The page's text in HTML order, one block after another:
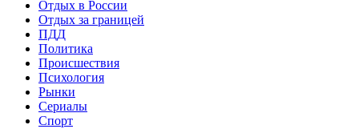
Отдых в России
Отдых за границей
ПДД
Политика
Происшествия
Психология
Рынки
Сериалы
Спорт